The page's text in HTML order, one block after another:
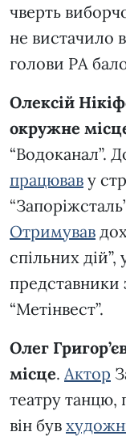
чверть
не вистачило
голови РА
Олексій
окружне
“Водоканал”.
працював у
Отримував
спільних дій”,
представники
“Метінвест”.
Олег
місце. Актор
театру танцю,
він був